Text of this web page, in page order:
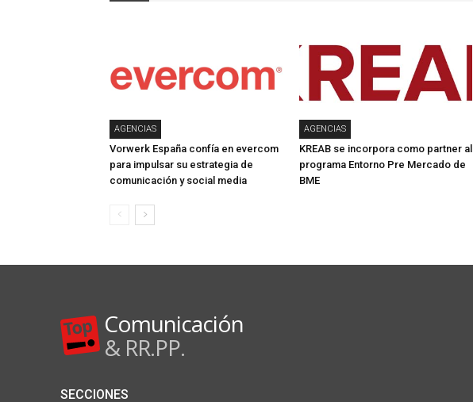
AGENCIAS
Vorwerk España confía en evercom
para impulsar su estrategia de
comunicación y social media
AGENCIAS
KREAB se incorpora como partner al
programa Entorno Pre Mercado de
BME
Comunicación
& RR.PP.
SECCIONES